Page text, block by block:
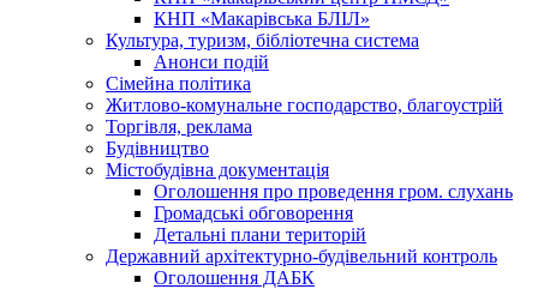
КНП «Макарівська БЛІЛ»
Культура, туризм, бібліотечна система
Анонси подій
Сімейна політика
Житлово-комунальне господарство, благоустрій
Торгівля, реклама
Будівництво
Містобудівна документація
Оголошення про проведення гром. слухань
Громадські обговорення
Детальні плани територій
Державний архітектурно-будівельний контроль
Оголошення ДАБК